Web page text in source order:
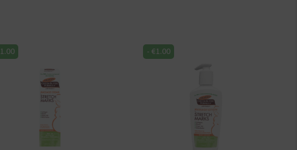
Moisturizing
8.5oz/250
Moisturizing
Lotion
13.5oz/400
aantal
1.00 - €1.00